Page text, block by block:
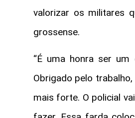
valorizar os militares
grossense.
“É uma honra ser
Obrigado pelo
mais forte. O policial